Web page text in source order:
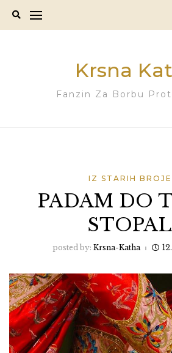
Krsna
Fanzin Za Borbu
IZ STARIH
PADAM DO
posted by: Krsna-Katha